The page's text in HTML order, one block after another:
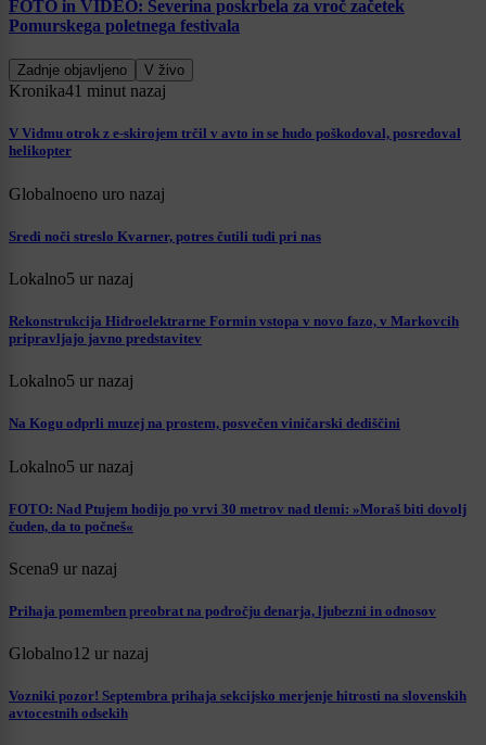
FOTO in VIDEO: Severina poskrbela za vroč začetek
Pomurskega poletnega festivala
Zadnje objavljeno V živo
Kronika41 minut nazaj
V Vidmu otrok z e-skirojem trčil v avto in se hudo poškodoval, posredoval
helikopter
Globalnoeno uro nazaj
Sredi noči streslo Kvarner, potres čutili tudi pri nas
Lokalno5 ur nazaj
Rekonstrukcija Hidroelektrarne Formin vstopa v novo fazo, v Markovcih
pripravljajo javno predstavitev
Lokalno5 ur nazaj
Na Kogu odprli muzej na prostem, posvečen viničarski dediščini
Lokalno5 ur nazaj
FOTO: Nad Ptujem hodijo po vrvi 30 metrov nad tlemi: »Moraš biti dovolj
čuden, da to počneš«
Scena9 ur nazaj
Prihaja pomemben preobrat na področju denarja, ljubezni in odnosov
Globalno12 ur nazaj
Vozniki pozor! Septembra prihaja sekcijsko merjenje hitrosti na slovenskih
avtocestnih odsekih